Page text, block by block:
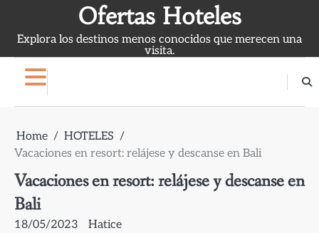
content
Ofertas Hoteles
Explora los destinos menos conocidos que merecen una
visita.
Home
HOTELES
Vacaciones en resort: relájese y descanse en Bali
Vacaciones en resort: relájese y descanse en
Bali
18/05/2023 Hatice